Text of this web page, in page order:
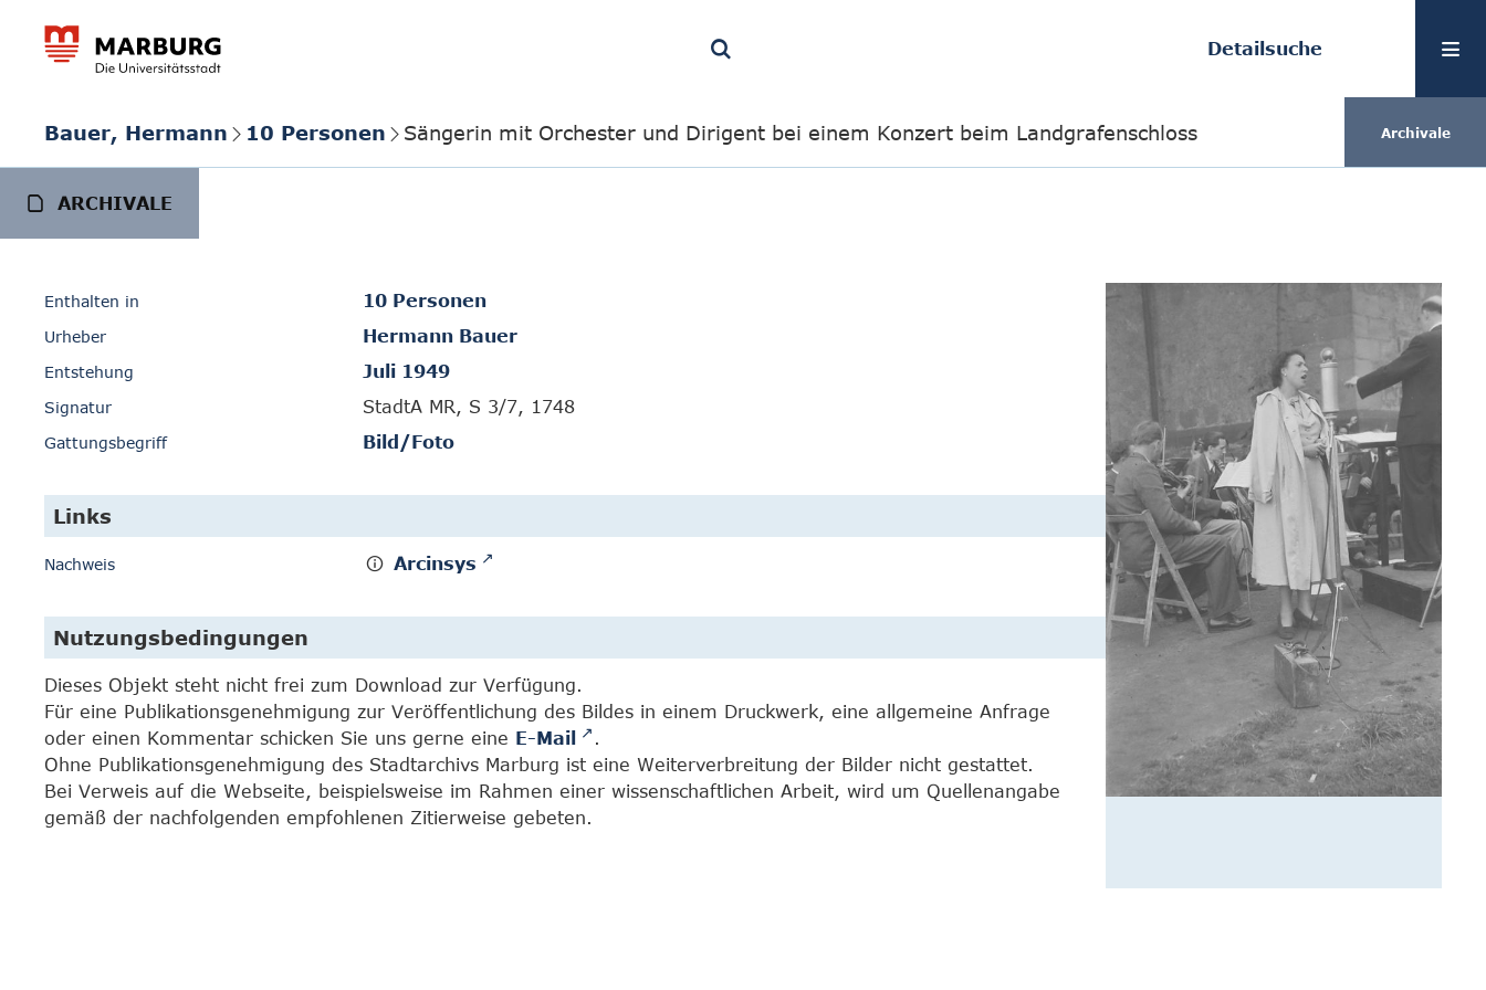
Detailsuche
Bauer, Hermann 10 Personen Sängerin mit Orchester und Dirigent bei einem Konzert beim Landgrafenschloss Archivale
ARCHIVALE
Enthalten in 10 Personen
Urheber Hermann Bauer
Entstehung Juli 1949
Signatur StadtA MR, S 3/7, 1748
Gattungsbegriff Bild/Foto
Links
Nachweis Arcinsys
Nutzungsbedingungen
Dieses Objekt steht nicht frei zum Download zur Verfügung.
Für eine Publikationsgenehmigung zur Veröffentlichung des Bildes in einem Druckwerk, eine allgemeine Anfrage
oder einen Kommentar schicken Sie uns gerne eine E-Mail
.
Ohne Publikationsgenehmigung des Stadtarchivs Marburg ist eine Weiterverbreitung der Bilder nicht gestattet.
Bei Verweis auf die Webseite, beispielsweise im Rahmen einer wissenschaftlichen Arbeit, wird um Quellenangabe
gemäß der nachfolgenden empfohlenen Zitierweise gebeten.